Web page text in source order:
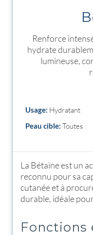
Renforce
hydrate
lumineuse,
Usage: Hydratant
Peau cible: Toutes
La Bétaïne est un
reconnu pour sa
cutanée et à
durable, idéale
Fonctions